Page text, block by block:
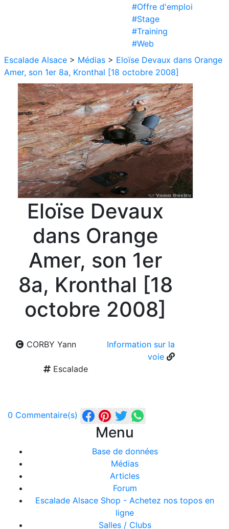
#Offre d'emploi
#Stage
#Training
#Web
Escalade Alsace > Médias > Eloïse Devaux dans Orange
Amer, son 1er 8a, Kronthal [18 octobre 2008]
Eloïse Devaux
dans Orange
Amer, son 1er
8a, Kronthal [18
octobre 2008]
CORBY Yann
Information sur la
voie
Escalade
0 Commentaire(s)
Menu
Base de données
Médias
Articles
Forum
Escalade Alsace Shop - Achetez nos topos en
ligne
Salles / Clubs